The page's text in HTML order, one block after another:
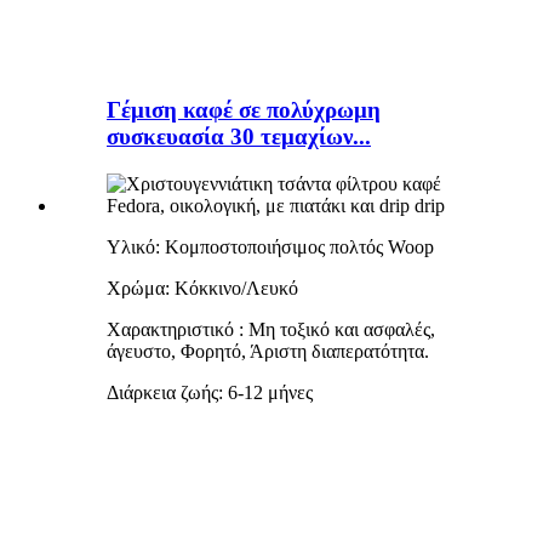
Γέμιση καφέ σε πολύχρωμη
συσκευασία 30 τεμαχίων...
Υλικό: Κομποστοποιήσιμος πολτός Woop
Χρώμα: Κόκκινο/Λευκό
Χαρακτηριστικό : Μη τοξικό και ασφαλές,
άγευστο, Φορητό, Άριστη διαπερατότητα.
Διάρκεια ζωής: 6-12 μήνες